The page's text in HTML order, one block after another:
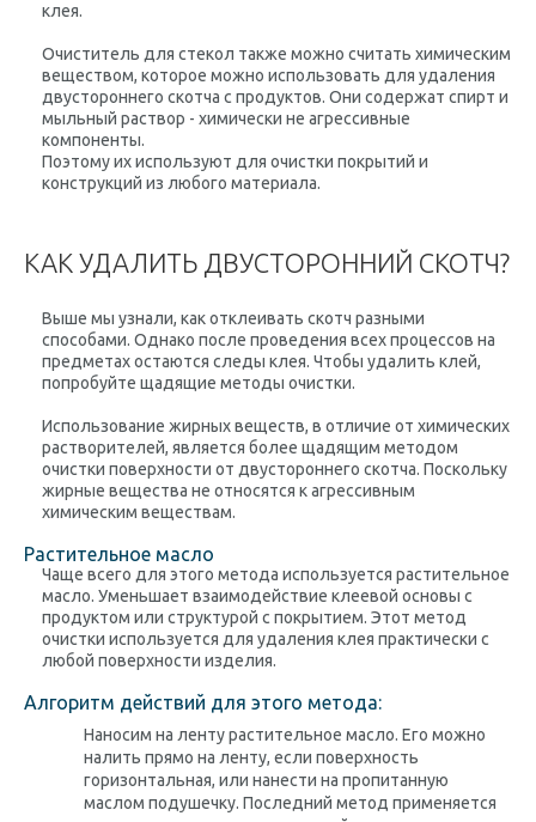
клея.
Очиститель для стекол также можно считать химическим
веществом, которое можно использовать для удаления
двустороннего скотча с продуктов. Они содержат спирт и
мыльный раствор - химически не агрессивные
компоненты.
Поэтому их используют для очистки покрытий и
конструкций из любого материала.
КАК УДАЛИТЬ ДВУСТОРОННИЙ СКОТЧ?
Выше мы узнали, как отклеивать скотч разными
способами. Однако после проведения всех процессов на
предметах остаются следы клея. Чтобы удалить клей,
попробуйте щадящие методы очистки.
Использование жирных веществ, в отличие от химических
растворителей, является более щадящим методом
очистки поверхности от двустороннего скотча. Поскольку
жирные вещества не относятся к агрессивным
химическим веществам.
Растительное масло
Чаще всего для этого метода используется растительное
масло. Уменьшает взаимодействие клеевой основы с
продуктом или структурой с покрытием. Этот метод
очистки используется для удаления клея практически с
любой поверхности изделия.
Алгоритм действий для этого метода:
Наносим на ленту растительное масло. Его можно
налить прямо на ленту, если поверхность
горизонтальная, или нанести на пропитанную
маслом подушечку. Последний метод применяется